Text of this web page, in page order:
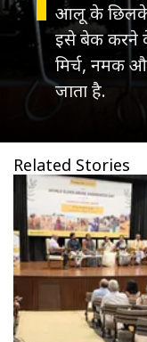
आलू के छिलके
इसे बेक करने
मिर्च, नमक
जाता है.
Related Stories